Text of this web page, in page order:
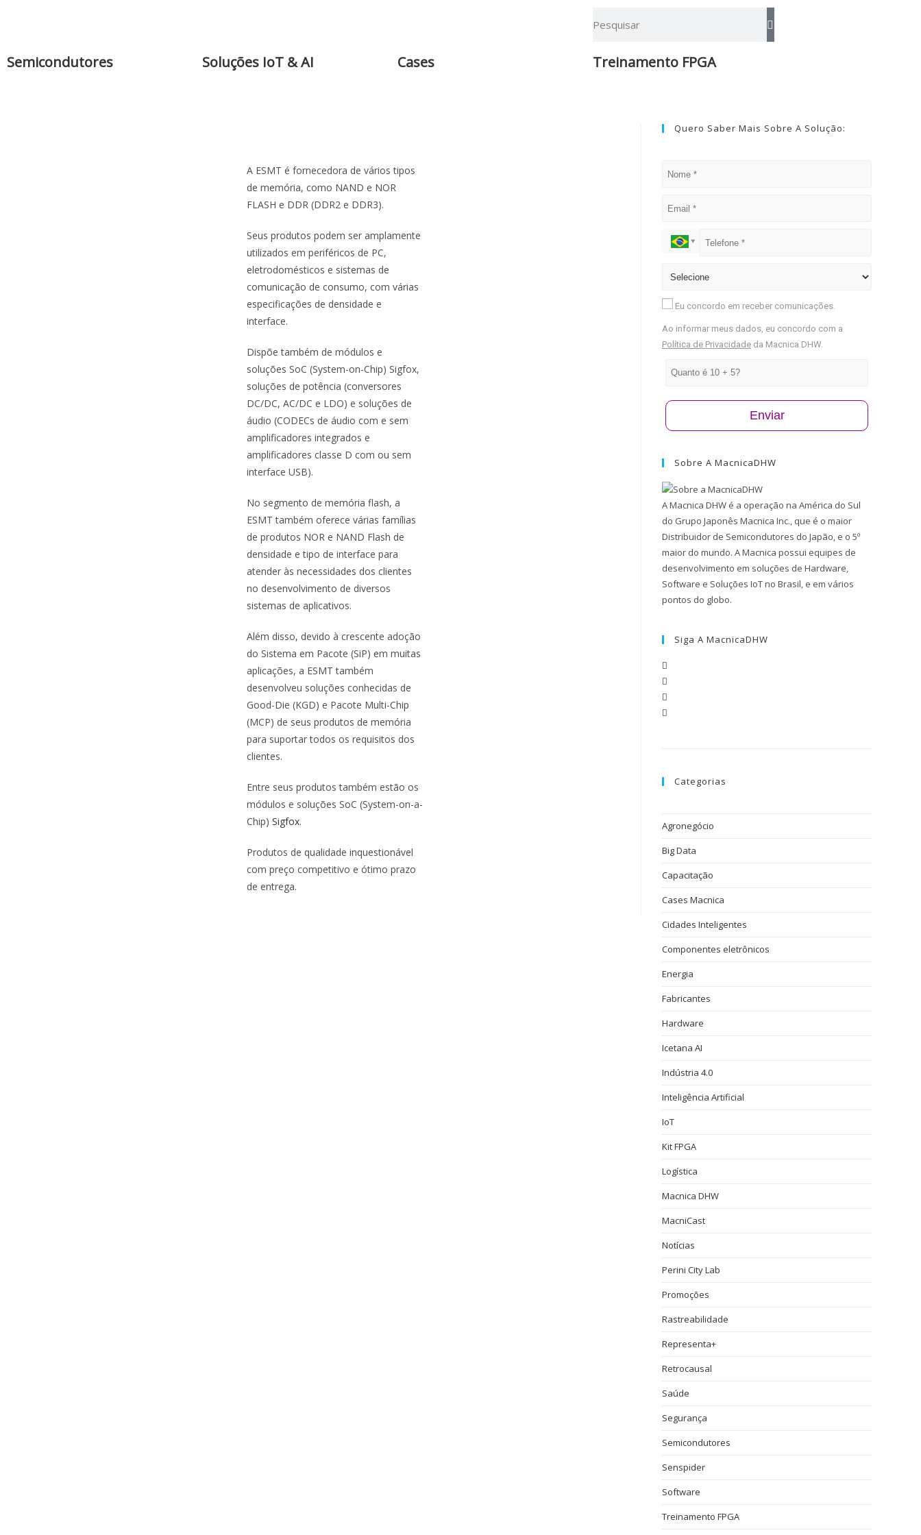
Semicondutores Soluções IoT & AI Cases Treinamento FPGA​
A ESMT é fornecedora de vários tipos
de memória, como NAND e NOR
FLASH e DDR (DDR2 e DDR3).
Seus produtos podem ser amplamente
utilizados em periféricos de PC,
eletrodomésticos e sistemas de
comunicação de consumo, com várias
especificações de densidade e
interface.
Dispõe também de módulos e
soluções SoC (System-on-Chip) Sigfox,
soluções de potência (conversores
DC/DC, AC/DC e LDO) e soluções de
áudio (CODECs de áudio com e sem
amplificadores integrados e
amplificadores classe D com ou sem
interface USB).
No segmento de memória flash, a
ESMT também oferece várias famílias
de produtos NOR e NAND Flash de
densidade e tipo de interface para
atender às necessidades dos clientes
no desenvolvimento de diversos
sistemas de aplicativos.
Além disso, devido à crescente adoção
do Sistema em Pacote (SiP) em muitas
aplicações, a ESMT também
desenvolveu soluções conhecidas de
Good-Die (KGD) e Pacote Multi-Chip
(MCP) de seus produtos de memória
para suportar todos os requisitos dos
clientes.
Entre seus produtos também estão os
módulos e soluções SoC (System-on-a-
Chip) Sigfox.
Produtos de qualidade inquestionável
com preço competitivo e ótimo prazo
de entrega.
Quero Saber Mais Sobre A Solução:
Eu concordo em receber comunicações.
Ao informar meus dados, eu concordo com a
Política de Privacidade da Macnica DHW.
Enviar
Sobre A MacnicaDHW
A Macnica DHW é a operação na América do Sul
do Grupo Japonês Macnica Inc., que é o maior
Distribuidor de Semicondutores do Japão, e o 5º
maior do mundo. A Macnica possui equipes de
desenvolvimento em soluções de Hardware,
Software e Soluções IoT no Brasil, e em vários
pontos do globo.
Siga A MacnicaDHW
Categorias
Agronegócio
Big Data
Capacitação
Cases Macnica
Cidades Inteligentes
Componentes eletrônicos
Energia
Fabricantes
Hardware
Icetana AI
Indústria 4.0
Inteligência Artificial
IoT
Kit FPGA
Logística
Macnica DHW
MacniCast
Notícias
Perini City Lab
Promoções
Rastreabilidade
Representa+
Retrocausal
Saúde
Segurança
Semicondutores
Senspider
Software
Treinamento FPGA